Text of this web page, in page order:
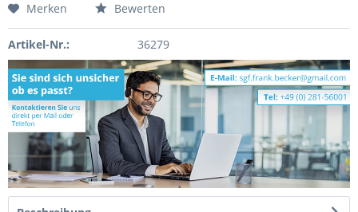
Merken Bewerten
Artikel-Nr.: 36279